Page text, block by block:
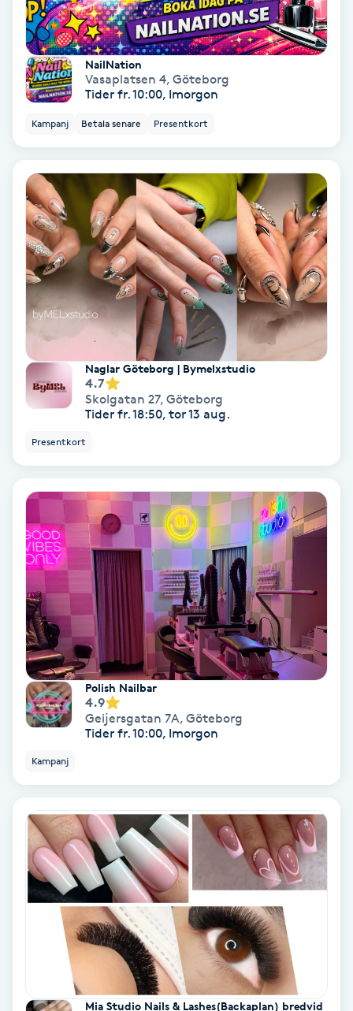
Paraffinbehandling
Pedikyr
Pensionärklippning
Permanent hårborttagning
Permanent ögonbrynsmakeup
Personal shopper
Personlig tränare
Picolaser
Pigmentfläckar
Plastikkirurgi
Powder brows
Power Yoga
PRP (Platelet Rich Plasma)
Radiofrekvens
Reflexologi
NailNation
Vasaplatsen 4, Göteborg
Tider fr. 10:00, Imorgon
Kampanj Betala senare Presentkort
Naglar Göteborg | Bymelxstudio
4.7
Skolgatan 27, Göteborg
Tider fr. 18:50, tor 13 aug.
Presentkort
Polish Nailbar
4.9
Geijersgatan 7A, Göteborg
Tider fr. 10:00, Imorgon
Kampanj
Mia Studio Nails & Lashes(Backaplan) bredvid